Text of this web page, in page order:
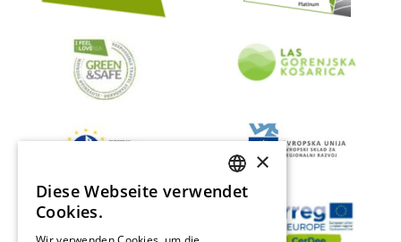
SLOVENIAN
×
Diese Webseite verwendet
Cookies.